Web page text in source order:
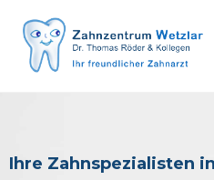
BEHANDLUNGEN
SERVICE
AKTUELLES
PRAXIS
Ihre Zahnspezialisten